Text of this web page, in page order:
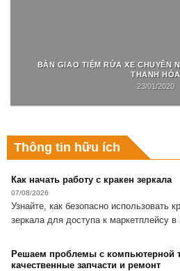
BÀN GIAO TIỆM RỬA XE CHUYÊN
THANH HÓA
23/01/2020
Thông tin hữu ích
Как начать работу с кракен зеркала
07/08/2026
Узнайте, как безопасно использовать
зеркала для доступа к маркетплейсу в
Решаем проблемы с компьютерной
качественные запчасти и ремонт